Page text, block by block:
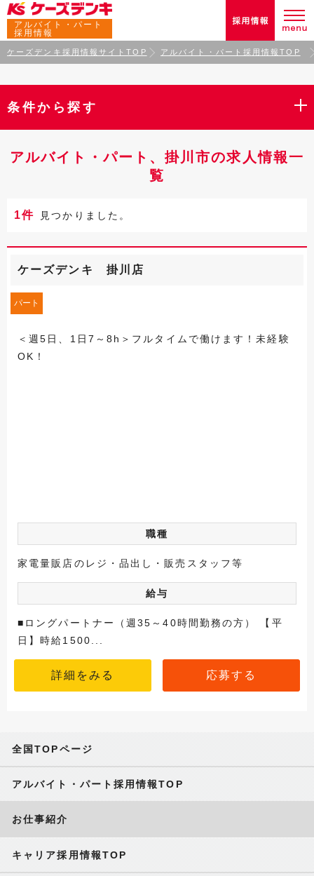
アルバイト・パート
採用情報
ケーズデンキ採用情報サイトTOP アルバイト・パート採用情報TOP
条件から探す
アルバイト・パート、掛川市の求人情報一
覧
1件 見つかりました。
ケーズデンキ 掛川店
パート
＜週5日、1日7～8h＞フルタイムで働けます！未経験
OK！
職種
家電量販店のレジ・品出し・販売スタッフ等
給与
■ロングパートナー（週35～40時間勤務の方） 【平
日】時給1500...
詳細をみる 応募する
全国TOPページ
アルバイト・パート採用情報TOP
お仕事紹介
キャリア採用情報TOP